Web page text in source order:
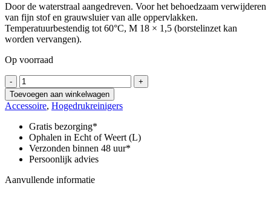
Door de waterstraal aangedreven. Voor het behoedzaam verwijderen
van fijn stof en grauwsluier van alle oppervlakken.
Temperatuurbestendig tot 60°C, M 18 × 1,5 (borstelinzet kan
worden vervangen).
Op voorraad
-
Roterende
wasborstel
voor
apparaten
>
800
l/u
aantal
+
Toevoegen aan winkelwagen
Accessoire, Hogedrukreinigers
Gratis bezorging*
Ophalen in Echt of Weert (L)
Verzonden binnen 48 uur*
Persoonlijk advies
Aanvullende informatie